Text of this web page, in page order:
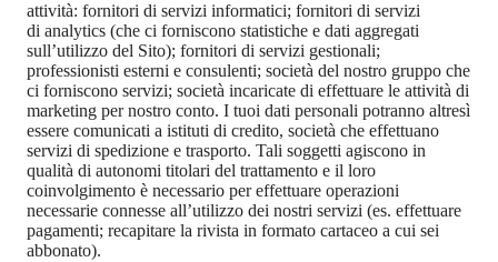
attività: fornitori di servizi informatici; fornitori di servizi
di analytics (che ci forniscono statistiche e dati aggregati
sull’utilizzo del Sito); fornitori di servizi gestionali;
professionisti esterni e consulenti; società del nostro gruppo che
ci forniscono servizi; società incaricate di effettuare le attività di
marketing per nostro conto. I tuoi dati personali potranno altresì
essere comunicati a istituti di credito, società che effettuano
servizi di spedizione e trasporto. Tali soggetti agiscono in
qualità di autonomi titolari del trattamento e il loro
coinvolgimento è necessario per effettuare operazioni
necessarie connesse all’utilizzo dei nostri servizi (es. effettuare
pagamenti; recapitare la rivista in formato cartaceo a cui sei
abbonato).